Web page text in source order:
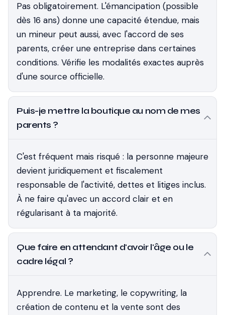
Pas obligatoirement. L'émancipation (possible
dès 16 ans) donne une capacité étendue, mais
un mineur peut aussi, avec l'accord de ses
parents, créer une entreprise dans certaines
conditions. Vérifie les modalités exactes auprès
d'une source officielle.
Puis-je mettre la boutique au nom de mes
parents ?
C'est fréquent mais risqué : la personne majeure
devient juridiquement et fiscalement
responsable de l'activité, dettes et litiges inclus.
À ne faire qu'avec un accord clair et en
régularisant à ta majorité.
Que faire en attendant d'avoir l'âge ou le
cadre légal ?
Apprendre. Le marketing, le copywriting, la
création de contenu et la vente sont des